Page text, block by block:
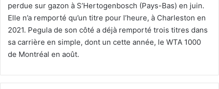
perdue sur gazon à S’Hertogenbosch (Pays-Bas) en juin.
Elle n’a remporté qu’un titre pour l’heure, à Charleston en
2021. Pegula de son côté a déjà remporté trois titres dans
sa carrière en simple, dont un cette année, le WTA 1000
de Montréal en août.